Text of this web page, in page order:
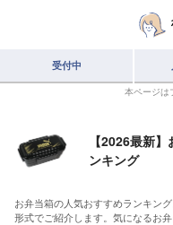
受付中
本ページは
【2026最新
ンキング
お弁当箱の人気おすすめランキン
形式でご紹介します。気になるお